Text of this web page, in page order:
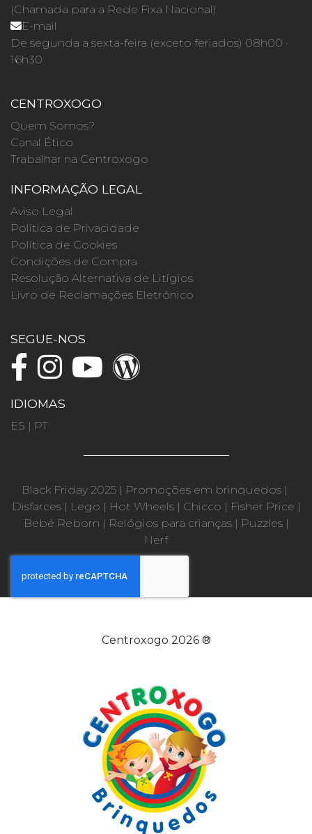
(Chamada para a Rede Fixa Nacional)
E-mail
De segunda a sexta-feira (exceto feriados) 08h00 ·
16h30
CENTROXOGO
Quem Somos?
Canal Ético
Trabalhar na Centroxogo
INFORMAÇÃO LEGAL
Aviso Legal
Política de Privacidade
Política de Cookies
Condições de Compra
Resolução Alternativa de Litígios
Livro de Reclamações Eletrónico
SEGUE-NOS
IDIOMAS
ES | PT
Black Friday 2025 | Promoções em brinquedos |
Disfarces| Lego | Hot Wheels| Chicco | Fisher Price |
Bebé Reborn | Relógios para crianças| Puzzles|
Nerf
Centroxogo 2026 ®